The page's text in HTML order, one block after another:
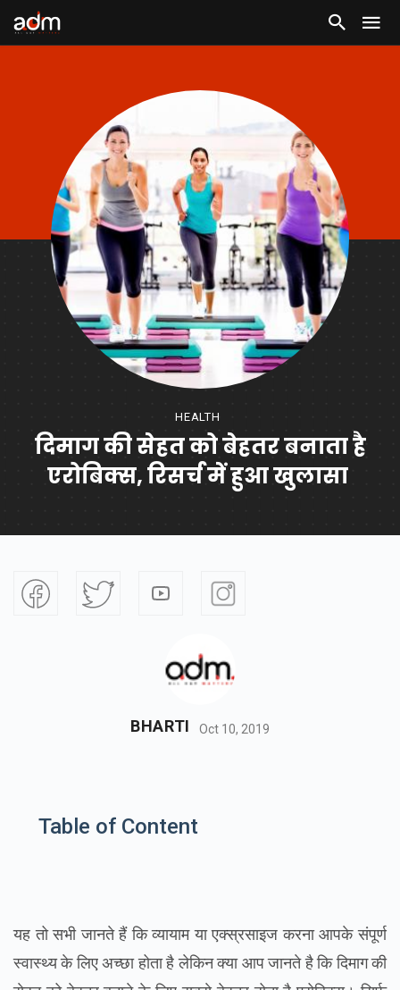
HEALTH
दिमाग की सेहत को बेहतर बनाता है
एरोबिक्स, रिसर्च में हुआ खुलासा
BHARTI Oct 10, 2019
Table of Content
यह तो सभी जानते हैं कि व्यायाम या एक्स्रसाइज करना आपके संपूर्ण
स्वास्थ्य के लिए अच्छा होता है लेकिन क्या आप जानते है कि दिमाग की